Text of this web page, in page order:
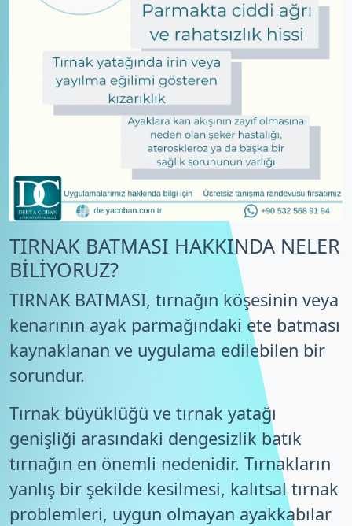
TIRNAK BATMASI HAKKINDA NELER
BİLİYORUZ?
TIRNAK BATMASI, tırnağın köşesinin veya
kenarının ayak parmağındaki ete batması
kaynaklanan ve uygulama edilebilen bir
sorundur.
Tırnak büyüklüğü ve tırnak yatağı
genişliği arasındaki dengesizlik batık
tırnağın en önemli nedenidir. Tırnakların
yanlış bir şekilde kesilmesi, kalıtsal tırnak
problemleri, uygun olmayan ayakkabılar